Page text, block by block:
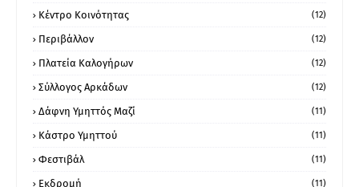
Κέντρο Κοινότητας (12)
Περιβάλλον (12)
Πλατεία Καλογήρων (12)
Σύλλογος Αρκάδων (12)
Δάφνη Υμηττός Μαζί (11)
Κάστρο Υμηττού (11)
Φεστιβάλ (11)
Εκδρομή (11)